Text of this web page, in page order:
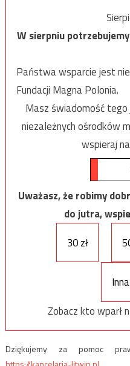
W sierpniu
Państwa wsparcie jest
Fundacji Magna Polonia.
Masz świadomość
niezależnych ośrodków
wspieraj
Uważasz, że robimy
do jutra,
30 zł
Zobacz kto wparł
Dziękujemy za pomoc